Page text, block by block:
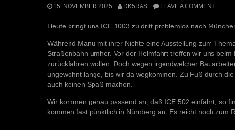
15. NOVEMBER 2025 DK5RAS LEAVE A COMMENT
Heute bringt uns ICE 1003 zu dritt problemlos nach
Während Manu mit ihrer Nichte eine Ausstellung zum Thema
Straßenbahn umher. Vor der Heimfahrt treffen wir uns
zurückfahren wollen. Doch wegen irgendwelcher
ungewohnt lange, bis wir da wegkommen. Zu Fuß durch
auch keinen Spaß machen.
Wir kommen genau passend an, daß ICE 502 einfährt, so
kommen fast pünktlich in Nürnberg an. Es reicht noch zum